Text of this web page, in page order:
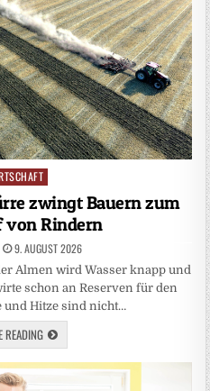
zwingt Bauern zum
von Rindern
9. AUGUST 2026
Almen wird Wasser knapp und
schon an Reserven für den
und Hitze sind nicht…
READING